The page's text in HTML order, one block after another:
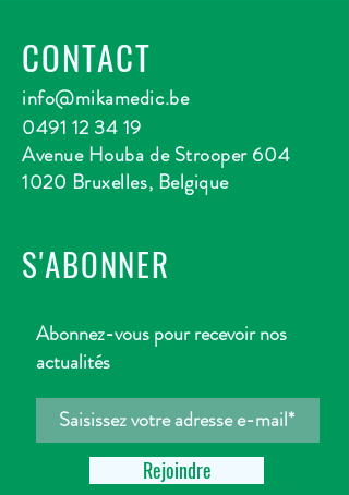
CONTACT
info@mikamedic.be
0491 12 34 19
Avenue Houba de Strooper 604
1020 Bruxelles, Belgique
S'ABONNER
Abonnez-vous pour recevoir nos
actualités
Rejoindre